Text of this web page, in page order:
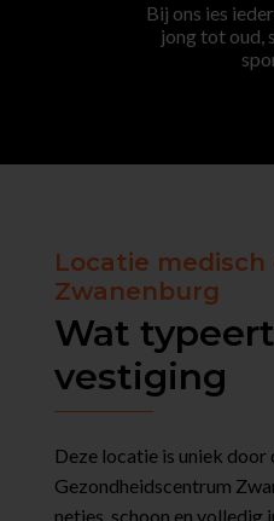
Bij ons ies
jong tot oud,
Locatie
Zwanenburg
Wat
vestiging
Deze locatie is uniek door
Gezondheidscentrum
netjes, schoon en